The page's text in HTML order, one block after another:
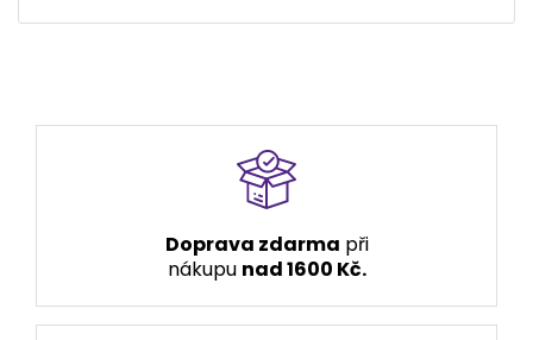
Doprava zdarma při
nákupu nad 1600 Kč.